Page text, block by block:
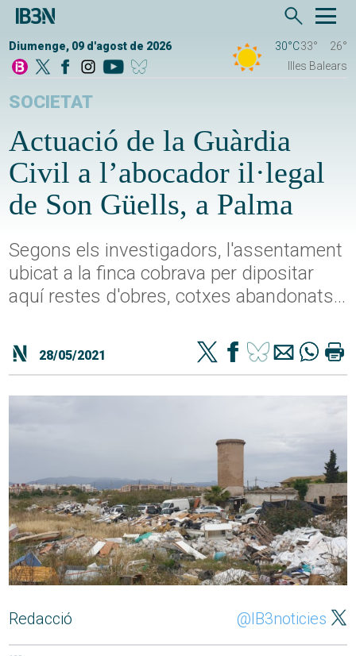
Diumenge, 09 d'agost de 2026 30°C33°
26°
Illes Balears
SOCIETAT
Actuació de la Guàrdia
Civil a l’abocador il·legal
de Son Güells, a Palma
Segons els investigadors, l'assentament
ubicat a la finca cobrava per dipositar
aquí restes d'obres, cotxes abandonats...
28/05/2021
Redacció @IB3noticies